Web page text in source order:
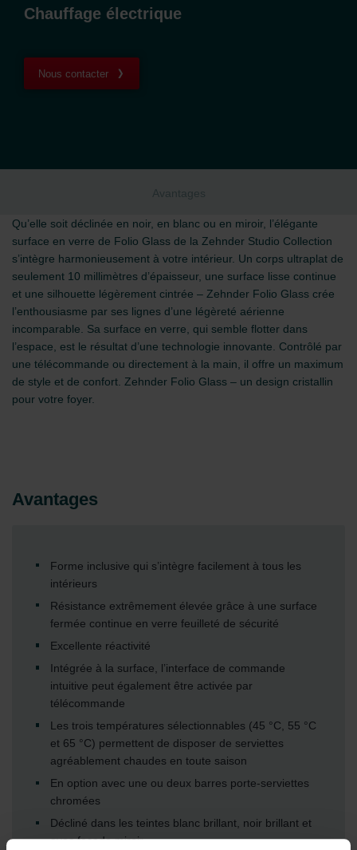
Chauffage électrique
Nous contacter
Avantages
Qu’elle soit déclinée en noir, en blanc ou en miroir, l’élégante
surface en verre de Folio Glass de la Zehnder Studio Collection
s’intègre harmonieusement à votre intérieur. Un corps ultraplat de
seulement 10 millimètres d’épaisseur, une surface lisse continue
et une silhouette légèrement cintrée – Zehnder Folio Glass crée
l’enthousiasme par ses lignes d’une légèreté aérienne
incomparable. Sa surface en verre, qui semble flotter dans
l’espace, est le résultat d’une technologie innovante. Contrôlé par
une télécommande ou directement à la main, il offre un maximum
de style et de confort. Zehnder Folio Glass – un design cristallin
pour votre foyer.
Avantages
Forme inclusive qui s’intègre facilement à tous les
intérieurs
Résistance extrêmement élevée grâce à une surface
fermée continue en verre feuilleté de sécurité
Excellente réactivité
Intégrée à la surface, l’interface de commande
intuitive peut également être activée par
télécommande
Les trois températures sélectionnables (45 °C, 55 °C
et 65 °C) permettent de disposer de serviettes
agréablement chaudes en toute saison
En option avec une ou deux barres porte-serviettes
chromées
Décliné dans les teintes blanc brillant, noir brillant et
avec façade miroir